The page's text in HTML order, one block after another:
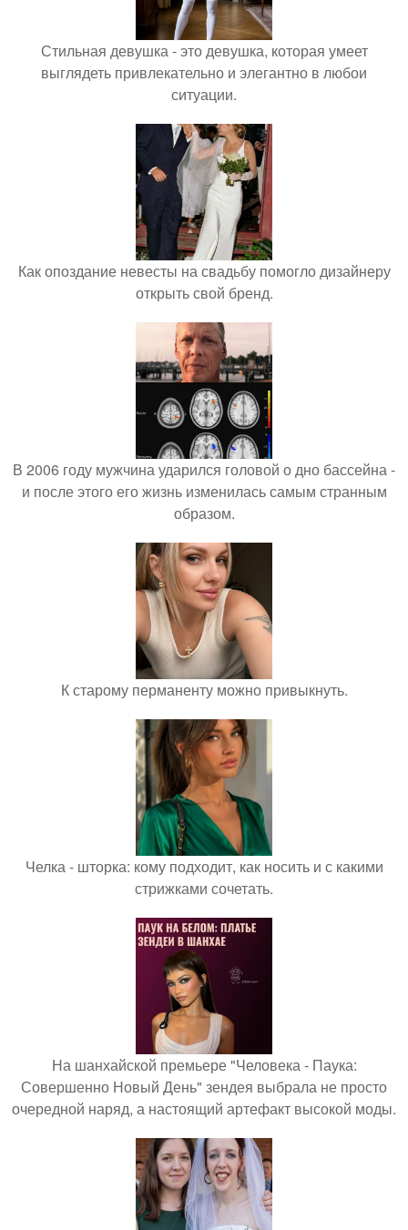
Стильная девушка - это девушка, которая умеет
выглядеть привлекательно и элегантно в любои
ситуации.
Как опоздание невесты на свадьбу помогло дизайнеру
открыть свой бренд.
В 2006 году мужчина ударился головой о дно бассейна -
и после этого его жизнь изменилась самым странным
образом.
К старому перманенту можно привыкнуть.
Челка - шторка: кому подходит, как носить и с какими
стрижками сочетать.
На шанхайской премьере "Человека - Паука:
Совершенно Новый День" зендея выбрала не просто
очередной наряд, а настоящий артефакт высокой моды.